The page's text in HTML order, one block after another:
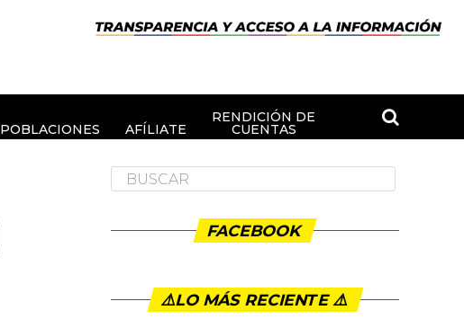
POBLACIONES AFÍLIATE
RENDICIÓN DE
CUENTAS
FACEBOOK
⚠️LO MÁS RECIENTE ⚠️️